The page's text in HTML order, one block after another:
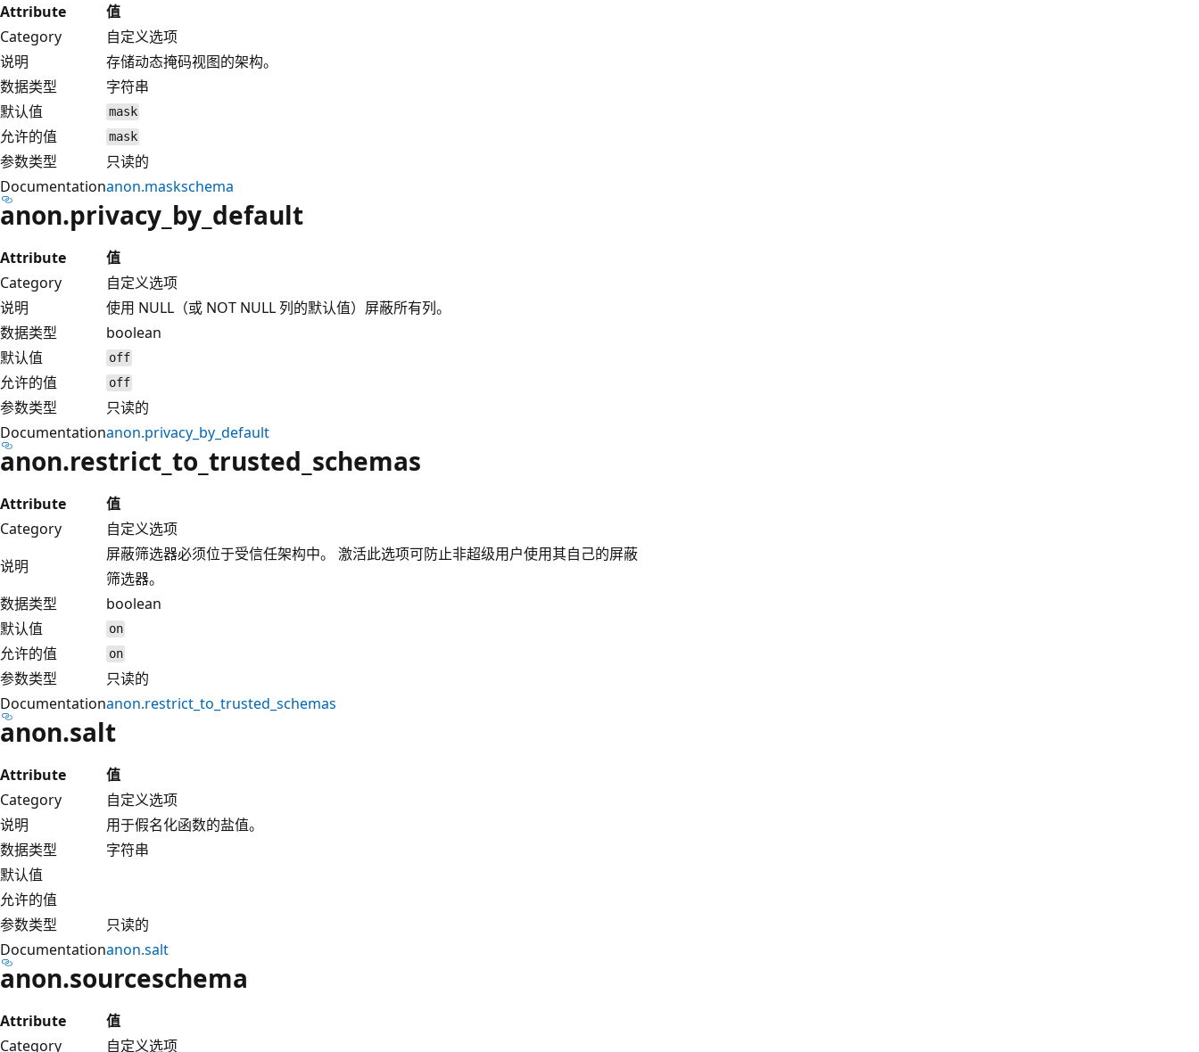
Attribute
值
Category
自定义选项
说明
存储动态掩码视图的架构。
数据类型
字符串
默认值
mask
允许的值 mask
参数类型
只读的
Documentationanon.maskschema
anon.privacy_by_default
Attribute
值
Category
自定义选项
说明
使用 NULL（或 NOT NULL 列的默认值）屏蔽所有列。
数据类型
boolean
默认值
off
允许的值 off
参数类型
只读的
Documentationanon.privacy_by_default
anon.restrict_to_trusted_schemas
Attribute
值
Category
自定义选项
说明
屏蔽筛选器必须位于受信任架构中。 激活此选项可防止非超级用户使用其自己的屏蔽
筛选器。
数据类型
boolean
默认值
on
允许的值 on
参数类型
只读的
Documentationanon.restrict_to_trusted_schemas
anon.salt
Attribute
值
Category
自定义选项
说明
用于假名化函数的盐值。
数据类型
字符串
默认值
允许的值
参数类型
只读的
Documentationanon.salt
anon.sourceschema
Attribute
值
Category
自定义选项